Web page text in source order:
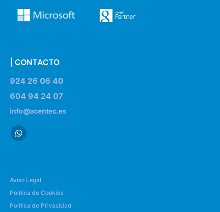
| CONTACTO
924 26 06 40
604 94 24 07
info@acentec.es
Aviso Legal
Política de Cookies
Política de Privacidad